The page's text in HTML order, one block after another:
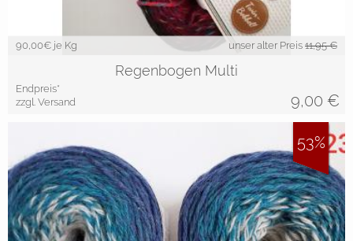
90,00€ je Kg unser alter Preis 11,95 €
Regenbogen Multi
Endpreis*
zzgl. Versand
9,00 €
53%